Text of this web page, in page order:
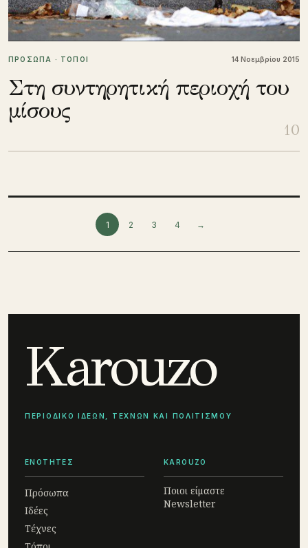
ΠΡΟΣΩΠΑ · ΤΟΠΟΙ 14 Νοεμβρίου 2015
Στη συντηρητική περιοχή του
μίσους
10
Σελιδοποίηση άρθρων
1 2 3 4 →
Karouzo
ΠΕΡΙΟΔΙΚΟ ΙΔΕΩΝ, ΤΕΧΝΩΝ ΚΑΙ ΠΟΛΙΤΙΣΜΟΥ
ΕΝΟΤΗΤΕΣ
Πρόσωπα
Ιδέες
Τέχνες
KAROUZO
Ποιοι είμαστε
Newsletter